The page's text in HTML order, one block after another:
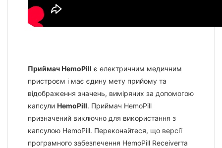
Приймач HemoPill є електричним медичним
пристроєм і має єдину мету прийому та
відображення значень, виміряних за допомогою
капсули HemoPill. Приймач HemoPill
призначений виключно для використання з
капсулою HemoPill. Переконайтеся, що версії
програмного забезпечення HemoPill Receiverта